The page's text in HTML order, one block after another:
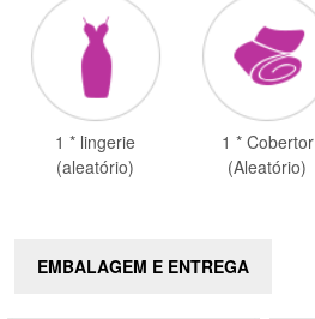
1 * lingerie
(aleatório)
1 * Cobertor
(Aleatório)
EMBALAGEM E ENTREGA